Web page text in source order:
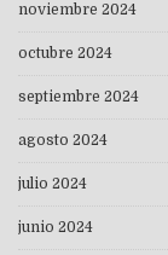
noviembre 2024
octubre 2024
septiembre 2024
agosto 2024
julio 2024
junio 2024